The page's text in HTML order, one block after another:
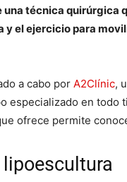
una técnica quirúrgica
y el ejercicio para
a cabo por A2Clínic,
especializado en
ofrece permite